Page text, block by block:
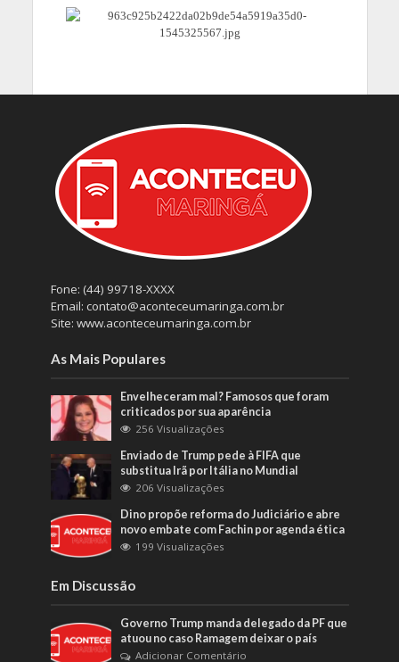
Fone: (44) 99718-XXXX
Email: contato@aconteceumaringa.com.br
Site: www.aconteceumaringa.com.br
As Mais Populares
Envelheceram mal? Famosos que foram
criticados por sua aparência
256 Visualizações
Enviado de Trump pede à FIFA que
substitua Irã por Itália no Mundial
206 Visualizações
Dino propõe reforma do Judiciário e abre
novo embate com Fachin por agenda ética
199 Visualizações
Em Discussão
Governo Trump manda delegado da PF que
atuou no caso Ramagem deixar o país
Adicionar Comentário